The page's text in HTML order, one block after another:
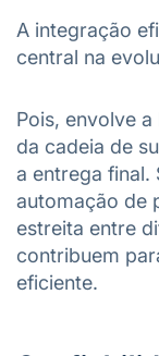
A integração
central na
Pois, envolve
da cadeia de
a entrega final.
automação de
estreita entre
contribuem
eficiente.